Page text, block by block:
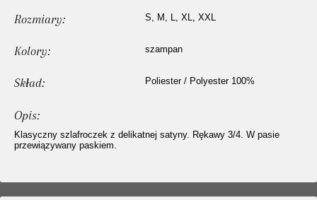
Rozmiary: S, M, L, XL, XXL
Kolory: szampan
Skład: Poliester / Polyester 100%
Opis:
Klasyczny szlafroczek z delikatnej satyny. Rękawy 3/4. W pasie
przewiązywany paskiem.